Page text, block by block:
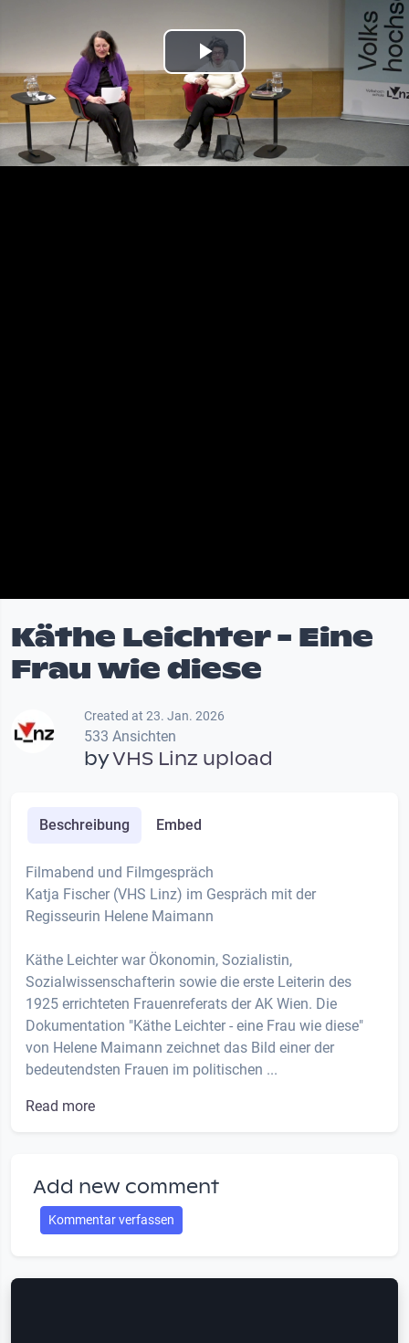
Play
Video
Käthe Leichter - Eine
Frau wie diese
Created at 23. Jan. 2026
533 Ansichten
byVHS Linz upload
Beschreibung Embed
Filmabend und Filmgespräch
Katja Fischer (VHS Linz) im Gespräch mit der
Regisseurin Helene Maimann
Käthe Leichter war Ökonomin, Sozialistin,
Sozialwissenschafterin sowie die erste Leiterin des
1925 errichteten Frauenreferats der AK Wien. Die
Dokumentation "Käthe Leichter - eine Frau wie diese"
von Helene Maimann zeichnet das Bild einer der
bedeutendsten Frauen im politischen ...
Read more
Add new comment
Kommentar verfassen